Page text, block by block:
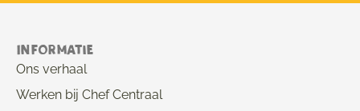
Informatie
Ons verhaal
Werken bij Chef Centraal